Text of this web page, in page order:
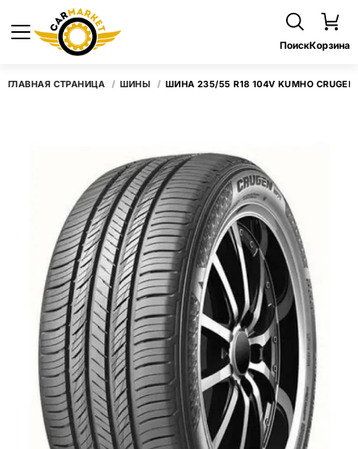
ПоискКорзина
ГЛАВНАЯ СТРАНИЦА ШИНЫ ШИНА 235/55 R18 104V KUMHO CRUGEN